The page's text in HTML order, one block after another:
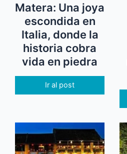
Matera: Una joya
escondida en
Italia, donde la
historia cobra
vida en piedra
Ir al post